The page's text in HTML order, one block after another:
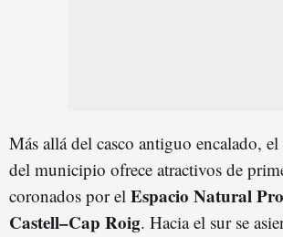
Más allá del casco antiguo encalado,
del municipio ofrece atractivos de
coronados por el Espacio Natural
Castell–Cap Roig. Hacia el sur se